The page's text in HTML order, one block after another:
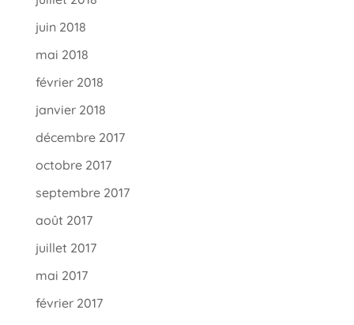
juin 2018
mai 2018
février 2018
janvier 2018
décembre 2017
octobre 2017
septembre 2017
août 2017
juillet 2017
mai 2017
février 2017